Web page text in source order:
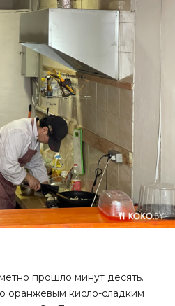
прошло минут десять.
оранжевым кисло-сладким